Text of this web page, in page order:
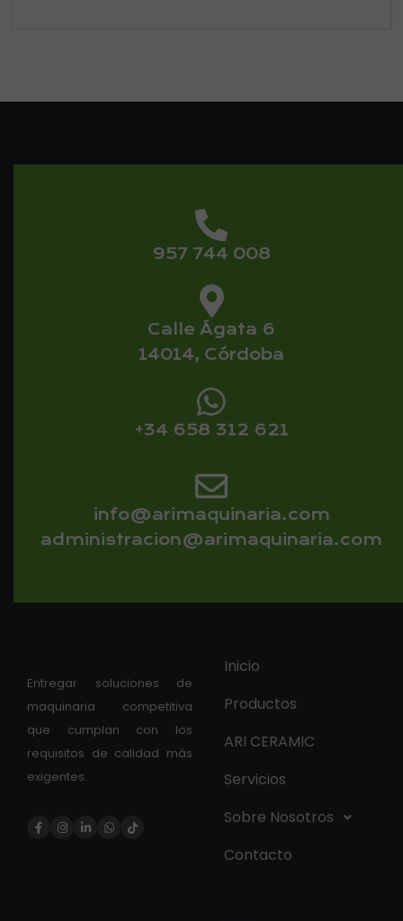
957 744 008
Calle Ágata 6
14014, Córdoba
+34 658 312 621
info@arimaquinaria.com
administracion@arimaquinaria.com
Entregar soluciones de
maquinaria competitiva
que cumplan con los
requisitos de calidad más
exigentes.
Inicio
Productos
ARI CERAMIC
Servicios
Sobre Nosotros
Contacto